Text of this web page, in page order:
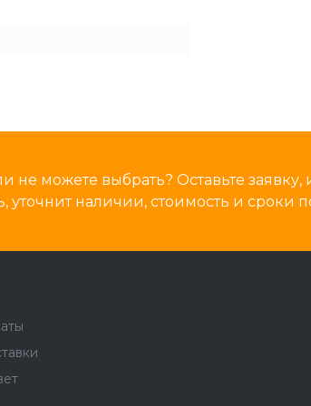
не можете выбрать? Оставьте
уточнит наличии, стоимость и сроки